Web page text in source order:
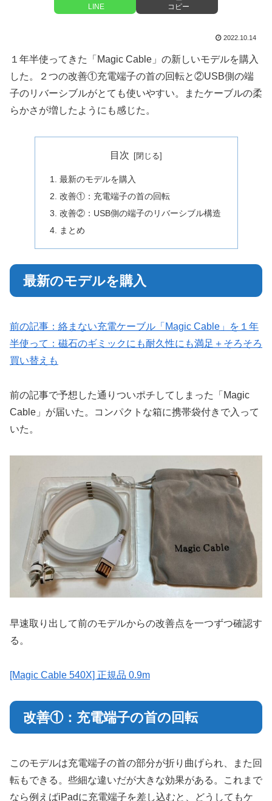
LINE コピー
2022.10.14
１年半使ってきた「Magic Cable」の新しいモデルを購入
した。２つの改善①充電端子の首の回転と②USB側の端
子のリバーシブルがとても使いやすい。またケーブルの柔
らかさが増したようにも感じた。
目次
最新のモデルを購入
改善①：充電端子の首の回転
改善②：USB側の端子のリバーシブル構造
まとめ
最新のモデルを購入
前の記事：絡まない充電ケーブル「Magic Cable」を１年
半使って：磁石のギミックにも耐久性にも満足＋そろそろ
買い替えも
前の記事で予想した通りついポチしてしまった「Magic
Cable」が届いた。コンパクトな箱に携帯袋付きで入って
いた。
早速取り出して前のモデルからの改善点を一つずつ確認す
る。
[Magic Cable 540X] 正規品 0.9m
改善①：充電端子の首の回転
このモデルは充電端子の首の部分が折り曲げられ、また回
転もできる。些細な違いだが大きな効果がある。これまで
なら例えばiPadに充電端子を差し込むと、どうしてもケ